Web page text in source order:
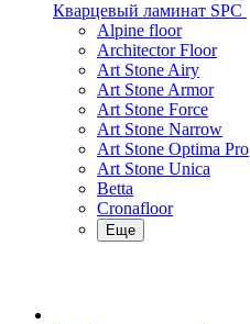
Кварцевый ламинат SPC
Alpine floor
Architector Floor
Art Stone Airy
Art Stone Armor
Art Stone Force
Art Stone Narrow
Art Stone Optima Pro
Art Stone Unica
Betta
Cronafloor
Еще